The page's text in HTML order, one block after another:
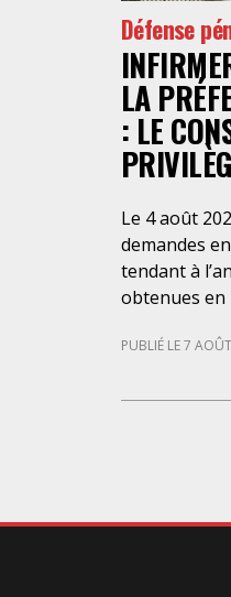
Défense
LA
: LE
Le 4 août
demandes
tendant à
obtenues en
Psychiatrie.
personnes
PUBLIÉ LE 7